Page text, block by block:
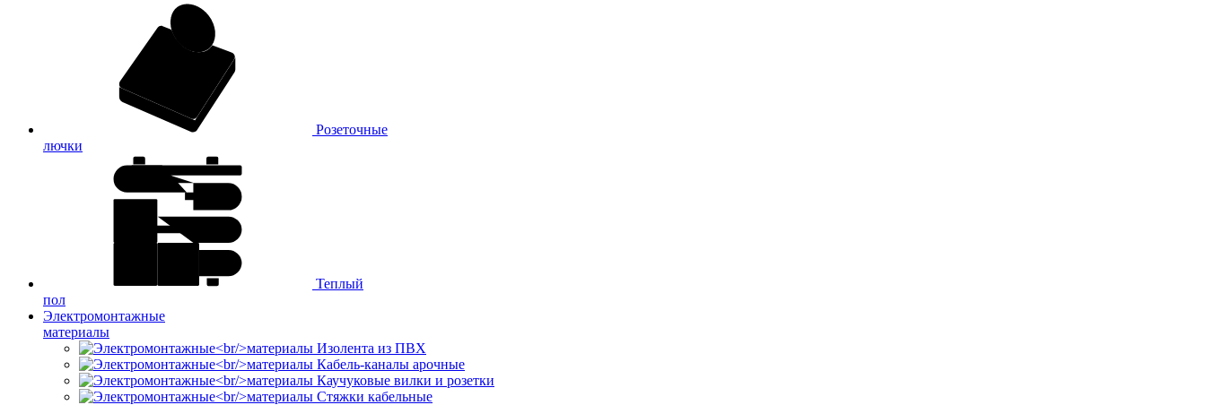
Розеточные
лючки
Теплый
пол
Электромонтажные
материалы
Изолента из ПВХ
Кабель-каналы арочные
Каучуковые вилки и розетки
Стяжки кабельные